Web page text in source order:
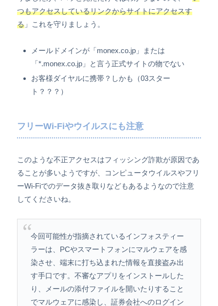
つもアクセスしているリンクからサイトにアクセスす
る 」これを守りましょう。
メールドメインが「monex.co.jp」または
「*.monex.co.jp」と言う正式サイトの物でない
お客様ダイヤルに携帯？しかも（03スター
ト？？？）
フリーWi-Fiやウイルスにも注意
このような不正アクセスはフィッシング詐欺が原因であ
ることが多いようですが、コンピュータウイルスやフリ
ーWi-Fiでのデータ抜き取りなどもあるようなので注意
してくださいね。
今回可能性が指摘されているインフォスティー
ラーは、PCやスマートフォンにマルウェアを感
染させ、端末に打ち込まれた情報を直接盗み出
す手口です。不審なアプリをインストールした
り、メールの添付ファイルを開いたりすること
でマルウェアに感染し、証券会社へのログイン